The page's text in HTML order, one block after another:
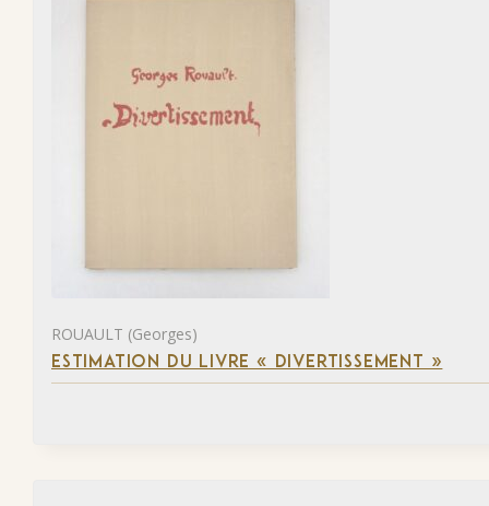
ROUAULT (Georges)
ESTIMATION DU LIVRE « DIVERTISSEMENT »